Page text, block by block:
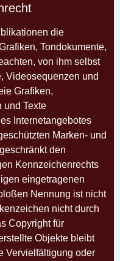
die
Tondokumente,
von ihm selbst
Videosequenzen und
Grafiken,
und Texte
Internetangebotes
Marken- und
den
Kennzeichenrechts
eingetragenen
Nennung ist nicht
nicht durch
Copyright für
Objekte bleibt
Vervielfältigung oder